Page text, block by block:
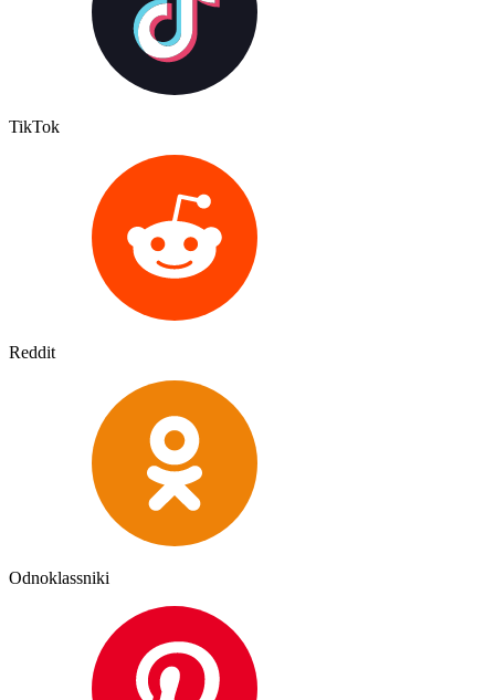
TikTok
Reddit
Odnoklassniki